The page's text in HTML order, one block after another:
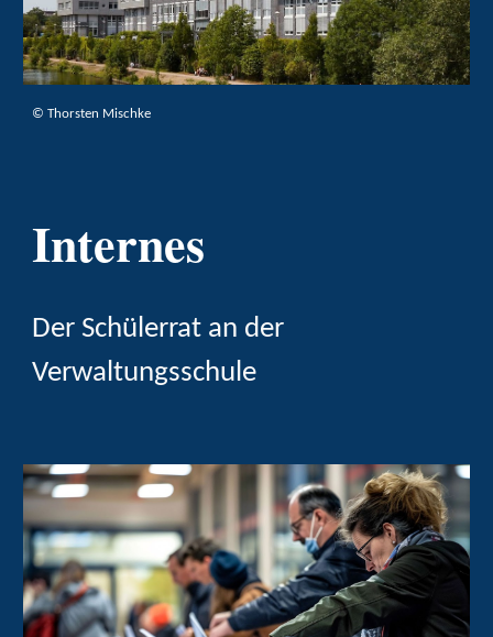
© Thorsten Mischke
Internes
Der Schülerrat an der
Verwaltungsschule